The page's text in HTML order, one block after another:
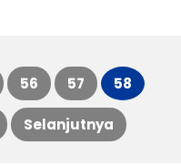
56 57 58
Selanjutnya